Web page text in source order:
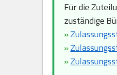
Für die
zuständige
»
»
»